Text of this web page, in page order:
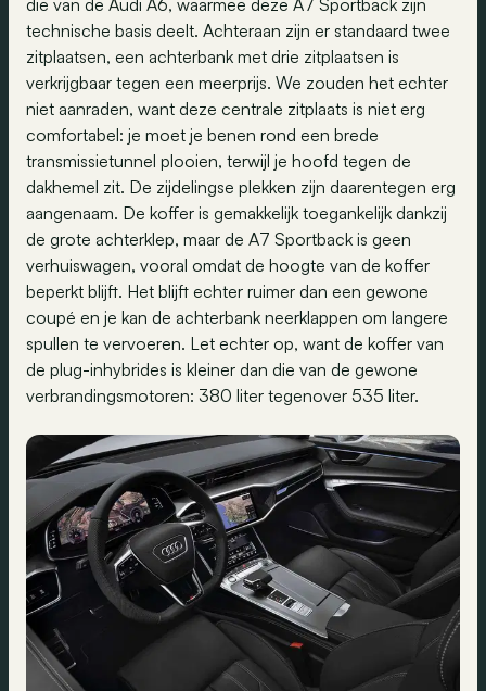
technische basis deelt. Achteraan zijn er standaard twee
zitplaatsen, een achterbank met drie zitplaatsen is
verkrijgbaar tegen een meerprijs. We zouden het echter
niet aanraden, want deze centrale zitplaats is niet erg
comfortabel: je moet je benen rond een brede
transmissietunnel plooien, terwijl je hoofd tegen de
dakhemel zit. De zijdelingse plekken zijn daarentegen erg
aangenaam. De koffer is gemakkelijk toegankelijk dankzij
de grote achterklep, maar de A7 Sportback is geen
verhuiswagen, vooral omdat de hoogte van de koffer
beperkt blijft. Het blijft echter ruimer dan een gewone
coupé en je kan de achterbank neerklappen om langere
spullen te vervoeren. Let echter op, want de koffer van
de plug-inhybrides is kleiner dan die van de gewone
verbrandingsmotoren: 380 liter tegenover 535 liter.